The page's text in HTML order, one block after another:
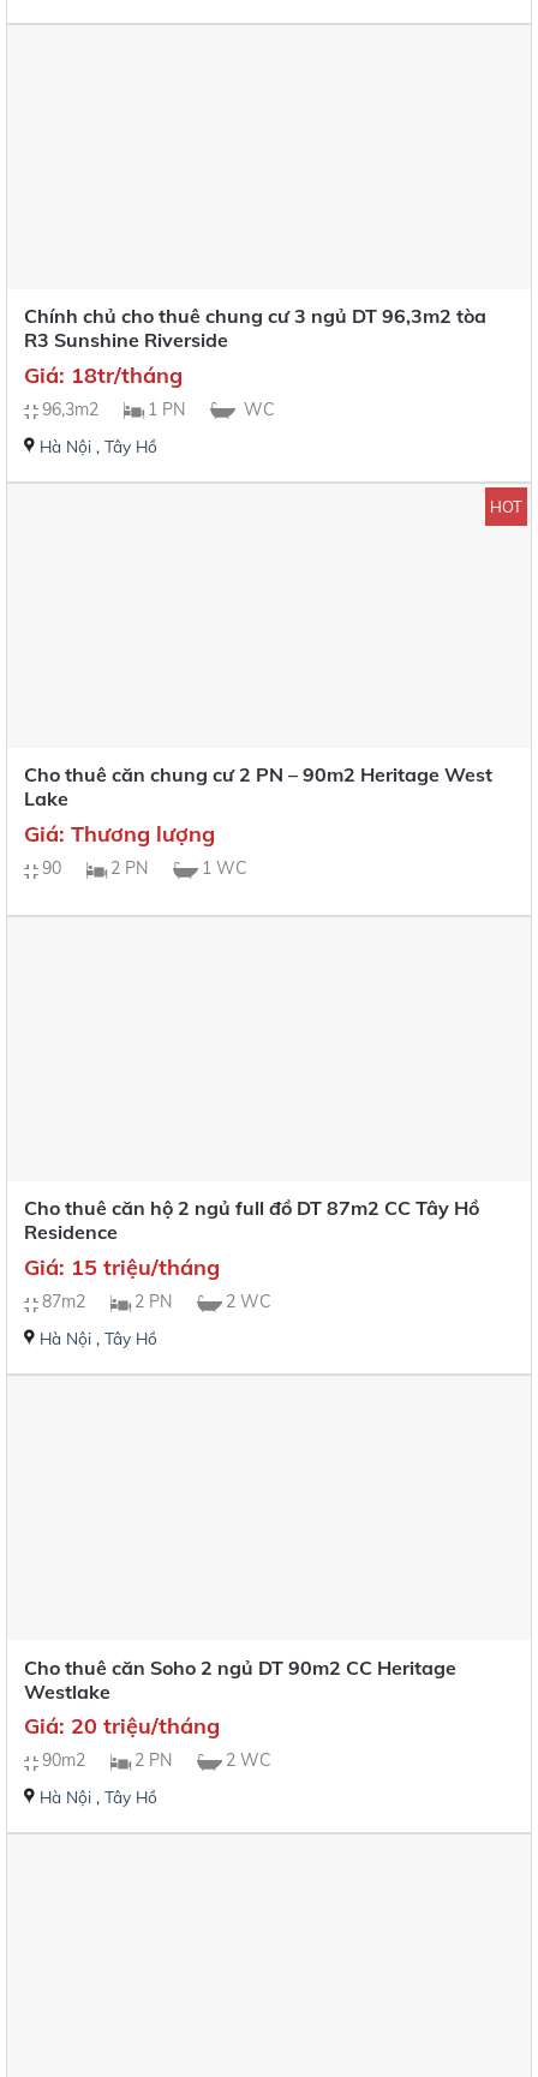
Chính chủ cho thuê chung cư 3 ngủ DT 96,3m2 tòa
R3 Sunshine Riverside
Giá: 18tr/tháng
96,3m2 1 PN WC
Hà Nội, Tây Hồ
HOT
Cho thuê căn chung cư 2 PN – 90m2 Heritage West
Lake
Giá: Thương lượng
90 2 PN 1 WC
Cho thuê căn hộ 2 ngủ full đồ DT 87m2 CC Tây Hồ
Residence
Giá: 15 triệu/tháng
87m2 2 PN 2 WC
Hà Nội, Tây Hồ
Cho thuê căn Soho 2 ngủ DT 90m2 CC Heritage
Westlake
Giá: 20 triệu/tháng
90m2 2 PN 2 WC
Hà Nội, Tây Hồ